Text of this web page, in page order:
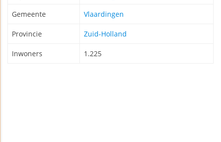
Gemeente Vlaardingen
Provincie Zuid-Holland
Inwoners 1.225